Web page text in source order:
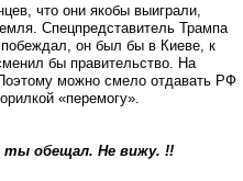
что они якобы выиграли,
Спецпредставитель Трампа
он был бы в Киеве, к
бы правительство. На
можно смело отдавать РФ
«перемогу».
ты обещал. Не вижу. !!